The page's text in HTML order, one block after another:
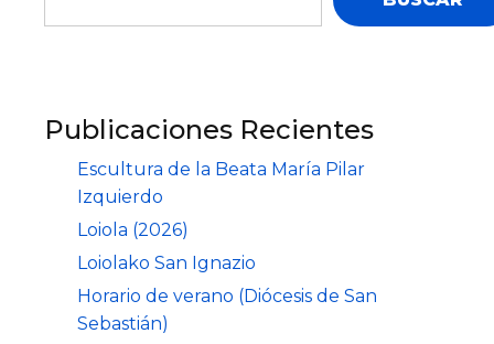
Publicaciones Recientes
Escultura de la Beata María Pilar
Izquierdo
Loiola (2026)
Loiolako San Ignazio
Horario de verano (Diócesis de San
Sebastián)